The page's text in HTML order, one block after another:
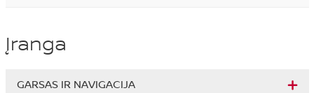
Įranga
GARSAS IR NAVIGACIJA